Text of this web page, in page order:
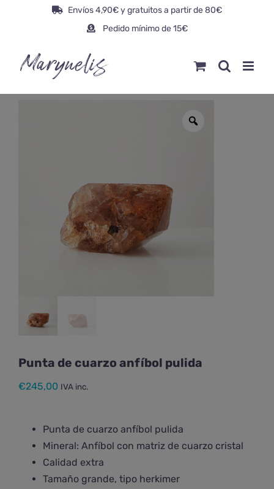
Envíos 4,90€ y gratuitos a partir de 80€
Pedido mínimo de 15€
Punta de cuarzo anfíbol pulida
€245,00 IVA inc.
Punta de cuarzo anfíbol pulida
Mineral: Anfíbol con matriz de cuarzo cristal
Calidad extra
Tamaño grande, tipo herkimer